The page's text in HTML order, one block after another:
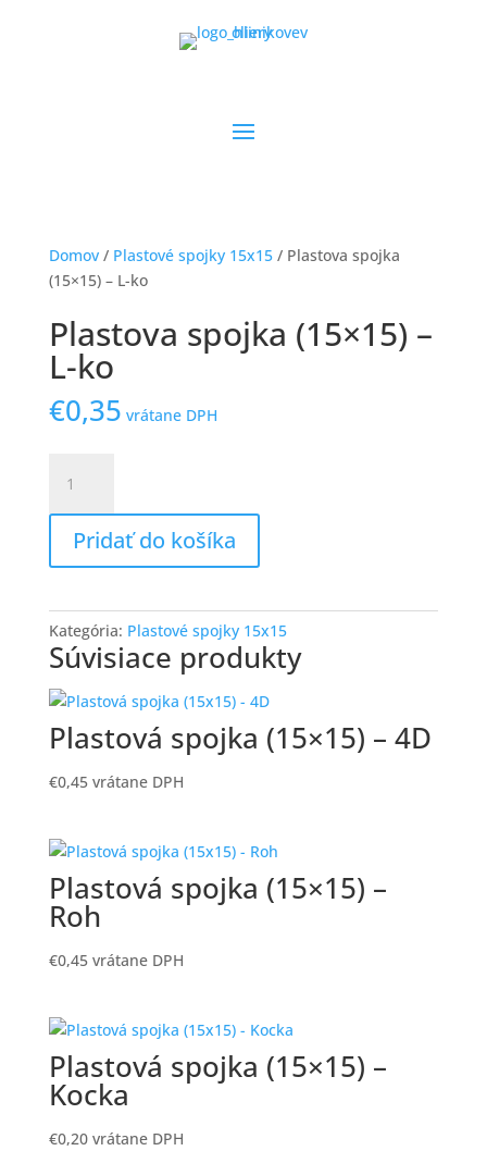
Domov/ Plastové spojky 15x15/ Plastova spojka
(15×15) – L-ko
Plastova spojka (15×15) –
L-ko
€0,35 vrátane DPH
Plastova
spojka
(15x15)
-
ko
Pridať do košíka
Kategória: Plastové spojky 15x15
Súvisiace produkty
Plastová spojka (15×15) – 4D
€0,45 vrátane DPH
Plastová spojka (15×15) –
Roh
€0,45 vrátane DPH
Plastová spojka (15×15) –
Kocka
€0,20 vrátane DPH